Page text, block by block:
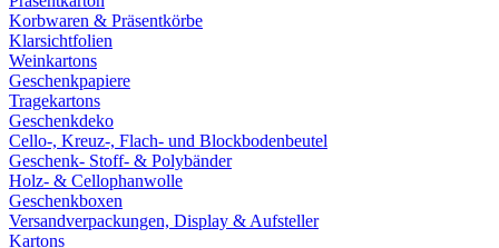
Korbwaren & Präsentkörbe
Klarsichtfolien
Weinkartons
Geschenkpapiere
Tragekartons
Geschenkdeko
Cello-, Kreuz-, Flach- und Blockbodenbeutel
Geschenk- Stoff- & Polybänder
Holz- & Cellophanwolle
Geschenkboxen
Versandverpackungen, Display & Aufsteller
Kartons